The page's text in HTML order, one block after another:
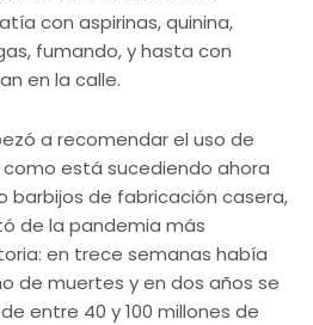
con aspirinas, quinina,
fumando, y hasta con
en la calle.
a recomendar el uso de
está sucediendo ahora
barbijos de fabricación casera,
de la pandemia más
en trece semanas había
de muertes y en dos años se
entre 40 y 100 millones de